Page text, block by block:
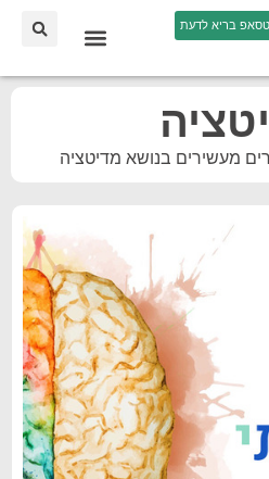
בריא לדעת
מעשירים בנושא מדיטציה